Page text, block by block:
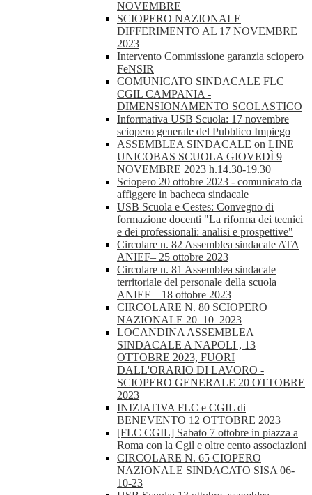
NOVEMBRE
SCIOPERO NAZIONALE
DIFFERIMENTO AL 17 NOVEMBRE
2023
Intervento Commissione garanzia sciopero
FeNSIR
COMUNICATO SINDACALE FLC
CGIL CAMPANIA -
DIMENSIONAMENTO SCOLASTICO
Informativa USB Scuola: 17 novembre
sciopero generale del Pubblico Impiego
ASSEMBLEA SINDACALE on LINE
UNICOBAS SCUOLA GIOVEDÌ 9
NOVEMBRE 2023 h.14.30-19.30
Sciopero 20 ottobre 2023 - comunicato da
affiggere in bacheca sindacale
USB Scuola e Cestes: Convegno di
formazione docenti "La riforma dei tecnici
e dei professionali: analisi e prospettive"
Circolare n. 82 Assemblea sindacale ATA
ANIEF– 25 ottobre 2023
Circolare n. 81 Assemblea sindacale
territoriale del personale della scuola
ANIEF – 18 ottobre 2023
CIRCOLARE N. 80 SCIOPERO
NAZIONALE 20_10_2023
LOCANDINA ASSEMBLEA
SINDACALE A NAPOLI , 13
OTTOBRE 2023, FUORI
DALL'ORARIO DI LAVORO -
SCIOPERO GENERALE 20 OTTOBRE
2023
INIZIATIVA FLC e CGIL di
BENEVENTO 12 OTTOBRE 2023
[FLC CGIL] Sabato 7 ottobre in piazza a
Roma con la Cgil e oltre cento associazioni
CIRCOLARE N. 65 CIOPERO
NAZIONALE SINDACATO SISA 06-
10-23